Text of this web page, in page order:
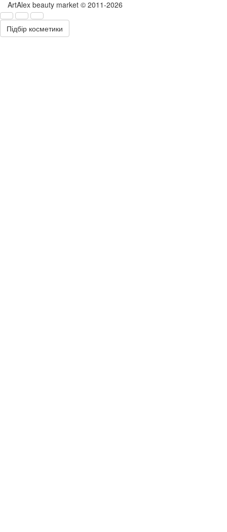
ArtAlex beauty market © 2011-2026
Підбір косметики